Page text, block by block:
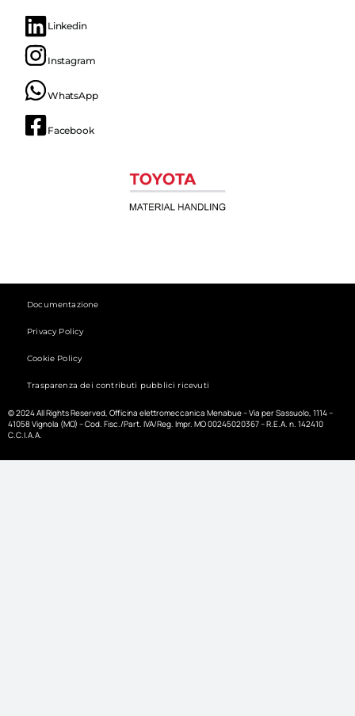
Linkedin
Instagram
WhatsApp
Facebook
Documentazione
Privacy Policy
Cookie Policy
Trasparenza dei contributi pubblici ricevuti
© 2024 All Rights Reserved, Officina elettromeccanica Menabue – Via per Sassuolo, 1114 –
41058 Vignola (MO) – Cod. Fisc./Part. IVA/Reg. Impr. MO 00245020367 – R.E.A. n. 142410
C.C.I.A.A.